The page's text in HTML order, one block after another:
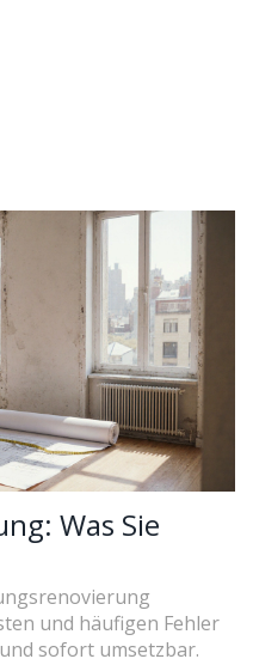
Was Sie
und häufigen Fehler
sofort umsetzbar.